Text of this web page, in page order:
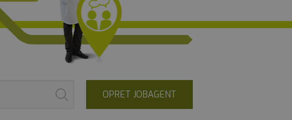
OPRET JOBAGENT